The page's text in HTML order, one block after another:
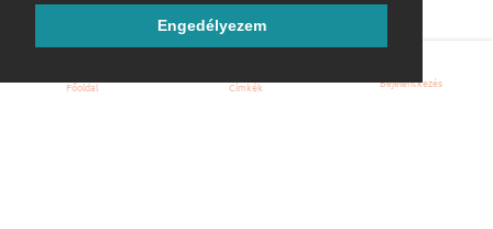
Engedélyezem
Főoldal Címkék Bejelentkezés